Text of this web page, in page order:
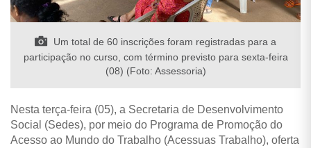
Um total de 60 inscrições foram registradas para a
participação no curso, com término previsto para sexta-feira
(08) (Foto: Assessoria)
Nesta terça-feira (05), a Secretaria de Desenvolvimento
Social (Sedes), por meio do Programa de Promoção do
Acesso ao Mundo do Trabalho (Acessuas Trabalho), oferta